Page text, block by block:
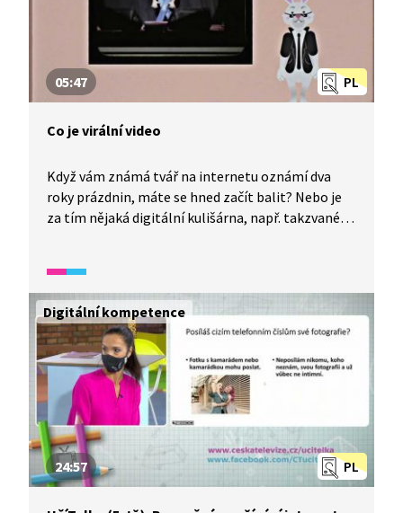
PL
05:47
Co je virální video
Když vám známá tvář na internetu oznámí dva
roky prázdnin, máte se hned začít balit? Nebo je
za tím nějaká digitální kulišárna, např. takzvané
věřit? Ověřujte si zdroje... Pokud zveřejňujete svá
videa, počítejte i s negativními reakcemi
sledujících.
Digitální kompetence
PL
24:57